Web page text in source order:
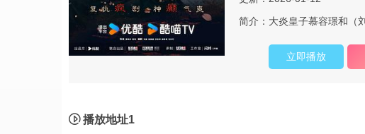
简介： 大炎皇子慕容璟和（
立即播放
播放地址1